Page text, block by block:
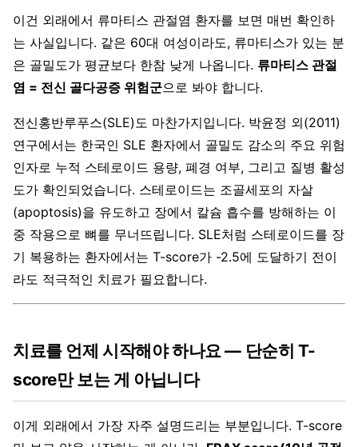
이건 외래에서 류마티스 관절염 환자를 보면 매번 확인하
는 사실입니다. 같은 60대 여성이라도, 류마티스가 있는 분
은 골밀도가 평균보다 한참 낮게 나옵니다. 류마티스 관절
염 = 전신 골다공증 위험군으로 봐야 합니다.
전신홍반루푸스(SLE)도 마찬가지입니다. 박윤정 외(2011)
연구에서는 한국인 SLE 환자에서 골밀도 감소의 주요 위험
인자로 누적 스테로이드 용량, 폐경 여부, 그리고 질병 활성
도가 확인되었습니다. 스테로이드는 조골세포의 자살
(apoptosis)을 유도하고 장에서 칼슘 흡수를 방해하는 이
중 작용으로 뼈를 무너뜨립니다. SLE처럼 스테로이드를 장
기 복용하는 환자에서는 T-score가 -2.5에 도달하기 전이
라도 적극적인 치료가 필요합니다.
치료를 언제 시작해야 하나요 — 단순히 T-
score만 보는 게 아닙니다
이게 외래에서 가장 자주 설명드리는 부분입니다. T-score